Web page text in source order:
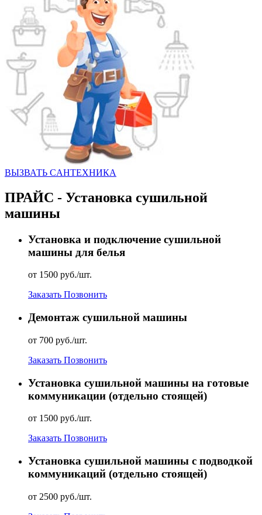
ВЫЗВАТЬ CАНТЕХНИКА
ПРАЙС - Установка сушильной
машины
Установка и подключение сушильной
машины для белья
от 1500 руб./шт.
Заказать Позвонить
Демонтаж сушильной машины
от 700 руб./шт.
Заказать Позвонить
Установка сушильной машины на готовые
коммуникации (отдельно стоящей)
от 1500 руб./шт.
Заказать Позвонить
Установка сушильной машины с подводкой
коммуникаций (отдельно стоящей)
от 2500 руб./шт.